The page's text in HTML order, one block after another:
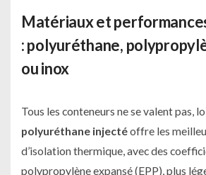
Matériaux et
: polyuréthane,
ou inox
Tous les conteneurs ne se valent pas,
polyuréthane injectéoffre les
d’isolation thermique, avec des
polypropylène expansé (EPP), plus